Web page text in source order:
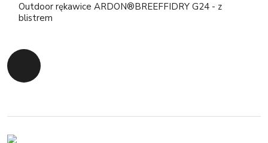
Outdoor rękawice ARDON®BREEFFIDRY G24 - z
blistrem
Powrót do początku